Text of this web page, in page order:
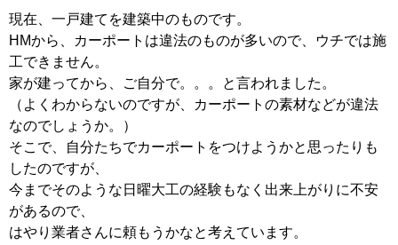
現在、一戸建てを建築中のものです。
HMから、カーポートは違法のものが多いので、ウチでは施
工できません。
家が建ってから、ご自分で。。。と言われました。
（よくわからないのですが、カーポートの素材などが違法
なのでしょうか。）
そこで、自分たちでカーポートをつけようかと思ったりも
したのですが、
今までそのような日曜大工の経験もなく出来上がりに不安
があるので、
はやり業者さんに頼もうかなと考えています。